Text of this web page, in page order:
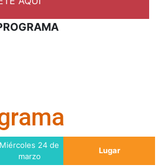
Miércoles 24 de
marzo
Lugar